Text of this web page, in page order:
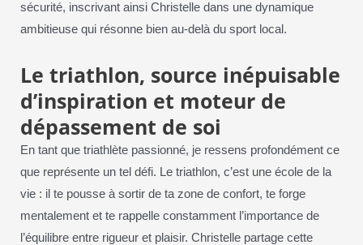
sécurité, inscrivant ainsi Christelle dans une dynamique
ambitieuse qui résonne bien au-delà du sport local.
Le triathlon, source inépuisable
d’inspiration et moteur de
dépassement de soi
En tant que triathlète passionné, je ressens profondément ce
que représente un tel défi. Le triathlon, c’est une école de la
vie : il te pousse à sortir de ta zone de confort, te forge
mentalement et te rappelle constamment l’importance de
l’équilibre entre rigueur et plaisir. Christelle partage cette